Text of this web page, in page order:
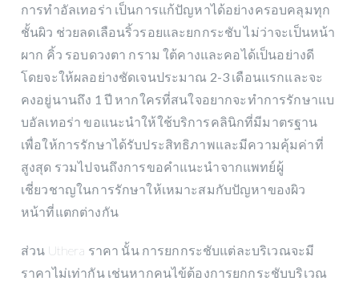
การทําอัลเทอร่า เป็นการแก้ปัญหาได้อย่างครอบคลุมทุก
ชั้นผิว ช่วยลดเลือนริ้วรอยและยกกระชับ ไม่ว่าจะเป็นหน้า
ผาก คิ้ว รอบดวงตา กราม ใต้คางและคอได้เป็นอย่างดี
โดยจะให้ผลอย่างชัดเจนประมาณ 2-3 เดือนแรกและจะ
คงอยู่นานถึง 1 ปี หากใครที่สนใจอยากจะทำการรักษาแบ
บอัลเทอร่า ขอแนะนำให้ใช้บริการคลินิกที่มีมาตรฐาน
เพื่อให้การรักษาได้รับประสิทธิภาพและมีความคุ้มค่าที่
สูงสุด รวมไปจนถึงการขอคำแนะนำจากแพทย์ผู้
เชี่ยวชาญในการรักษาให้เหมาะสมกับปัญหาของผิว
หน้าที่แตกต่างกัน
ส่วน Uthera ราคา นั้น การยกกระชับแต่ละบริเวณจะมี
ราคาไม่เท่ากัน เช่นหากคนไข้ต้องการยกกระชับบริเวณ